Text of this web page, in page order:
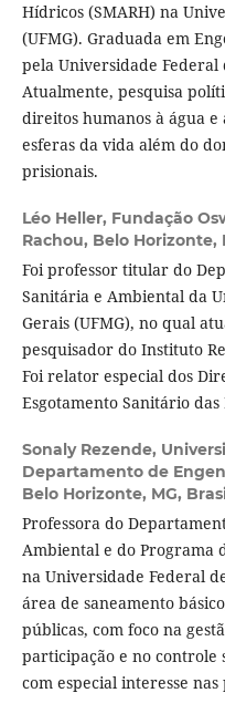
Hídricos (SMARH) na
(UFMG). Graduada em
pela Universidade Federal
Atualmente, pesquisa
direitos humanos à água
esferas da vida além do
prisionais.
Léo Heller, Fundação
Rachou, Belo Horizonte,
Foi professor titular do
Sanitária e Ambiental da
Gerais (UFMG), no qual
pesquisador do Instituto
Foi relator especial dos
Esgotamento Sanitário das
Sonaly Rezende,
Departamento de
Belo Horizonte, MG,
Professora do
Ambiental e do Programa
na Universidade Federal
área de saneamento
públicas, com foco na
participação e no controle
com especial interesse